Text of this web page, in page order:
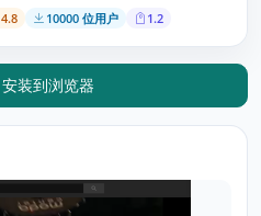
4.8 10000 位用户 1.2
安装到浏览器